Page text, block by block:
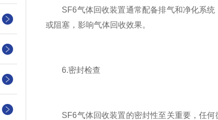
SF6气体回收装置通常配备排气和净化系统
或阻塞，影响气体回收效果。
6.密封检查
SF6气体回收装置的密封性至关重要，任何